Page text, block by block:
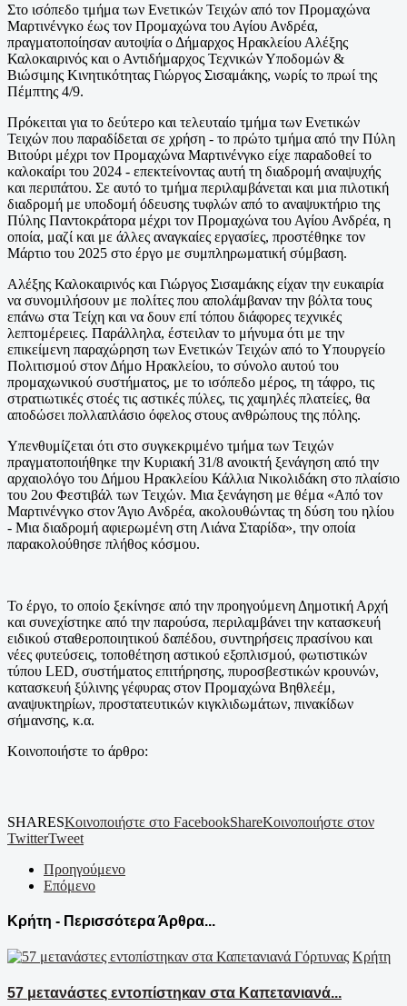
Στο ισόπεδο τμήμα των Ενετικών Τειχών από τον Προμαχώνα
Μαρτινένγκο έως τον Προμαχώνα του Αγίου Ανδρέα,
πραγματοποίησαν αυτοψία ο Δήμαρχος Ηρακλείου Αλέξης
Καλοκαιρινός και ο Αντιδήμαρχος Τεχνικών Υποδομών &
Βιώσιμης Κινητικότητας Γιώργος Σισαμάκης, νωρίς το πρωί της
Πέμπτης 4/9.
Πρόκειται για το δεύτερο και τελευταίο τμήμα των Ενετικών
Τειχών που παραδίδεται σε χρήση - το πρώτο τμήμα από την Πύλη
Βιτούρι μέχρι τον Προμαχώνα Μαρτινένγκο είχε παραδοθεί το
καλοκαίρι του 2024 - επεκτείνοντας αυτή τη διαδρομή αναψυχής
και περιπάτου. Σε αυτό το τμήμα περιλαμβάνεται και μια πιλοτική
διαδρομή με υποδομή όδευσης τυφλών από το αναψυκτήριο της
Πύλης Παντοκράτορα μέχρι τον Προμαχώνα του Αγίου Ανδρέα, η
οποία, μαζί και με άλλες αναγκαίες εργασίες, προστέθηκε τον
Μάρτιο του 2025 στο έργο με συμπληρωματική σύμβαση.
Αλέξης Καλοκαιρινός και Γιώργος Σισαμάκης είχαν την ευκαιρία
να συνομιλήσουν με πολίτες που απολάμβαναν την βόλτα τους
επάνω στα Τείχη και να δουν επί τόπου διάφορες τεχνικές
λεπτομέρειες. Παράλληλα, έστειλαν το μήνυμα ότι με την
επικείμενη παραχώρηση των Ενετικών Τειχών από το Υπουργείο
Πολιτισμού στον Δήμο Ηρακλείου, το σύνολο αυτού του
προμαχωνικού συστήματος, με το ισόπεδο μέρος, τη τάφρο, τις
στρατιωτικές στοές τις αστικές πύλες, τις χαμηλές πλατείες, θα
αποδώσει πολλαπλάσιο όφελος στους ανθρώπους της πόλης.
Υπενθυμίζεται ότι στο συγκεκριμένο τμήμα των Τειχών
πραγματοποιήθηκε την Κυριακή 31/8 ανοικτή ξενάγηση από την
αρχαιολόγο του Δήμου Ηρακλείου Κάλλια Νικολιδάκη στο πλαίσιο
του 2ου Φεστιβάλ των Τειχών. Μια ξενάγηση με θέμα «Από τον
Μαρτινένγκο στον Άγιο Ανδρέα, ακολουθώντας τη δύση του ηλίου
- Μια διαδρομή αφιερωμένη στη Λιάνα Σταρίδα», την οποία
παρακολούθησε πλήθος κόσμου.
Το έργο, το οποίο ξεκίνησε από την προηγούμενη Δημοτική Αρχή
και συνεχίστηκε από την παρούσα, περιλαμβάνει την κατασκευή
ειδικού σταθεροποιητικού δαπέδου, συντηρήσεις πρασίνου και
νέες φυτεύσεις, τοποθέτηση αστικού εξοπλισμού, φωτιστικών
τύπου LED, συστήματος επιτήρησης, πυροσβεστικών κρουνών,
κατασκευή ξύλινης γέφυρας στον Προμαχώνα Βηθλεέμ,
αναψυκτηρίων, προστατευτικών κιγκλιδωμάτων, πινακίδων
σήμανσης, κ.α.
Κοινοποιήστε το άρθρο:
SHARESΚοινοποιήστε στο FacebookShareΚοινοποιήστε στον
TwitterTweet
Προηγούμενο
Επόμενο
Κρήτη - Περισσότερα Άρθρα...
Κρήτη
57 μετανάστες εντοπίστηκαν στα Καπετανιανά...